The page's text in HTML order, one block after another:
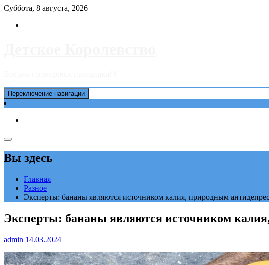
Перейти
содержимому
Суббота, 8 августа, 2026
Переключение навигации
Вы здесь
Главная
Разное
Эксперты: бананы являются источником калия, природным
Эксперты: бананы являются источником
admin 14.03.2024